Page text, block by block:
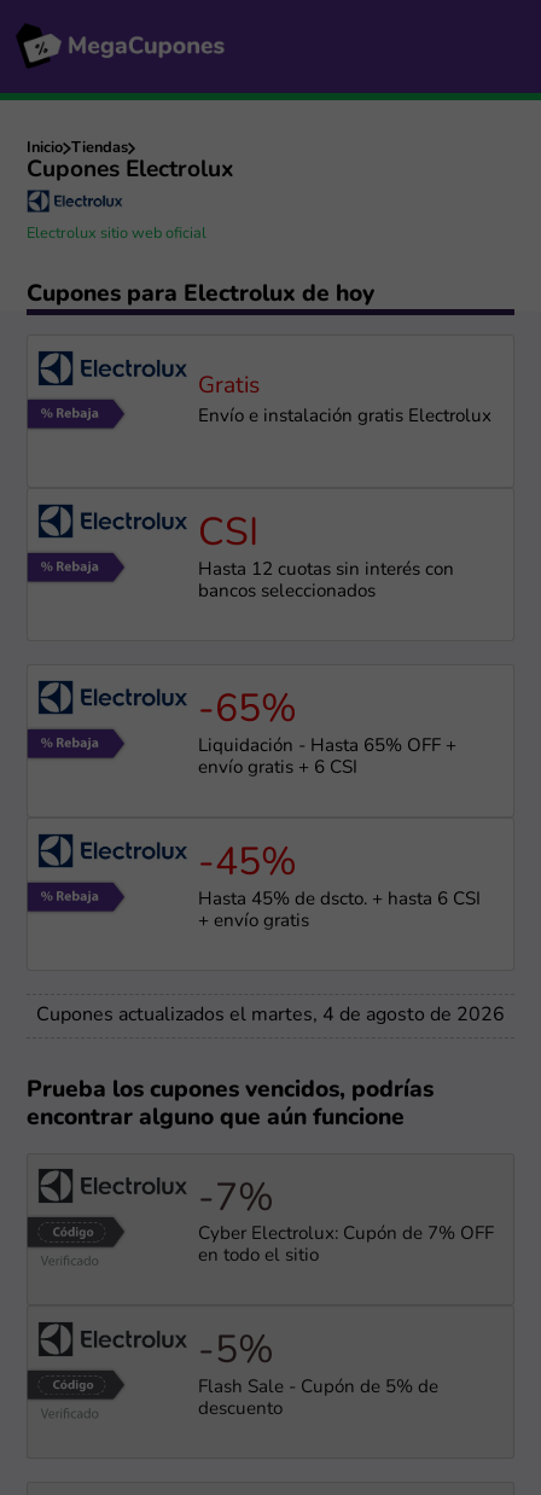
Inicio Tiendas
Cupones Electrolux
Electrolux sitio web oficial
Cupones para Electrolux de hoy
Gratis
Envío e instalación gratis Electrolux
CSI
Hasta 12 cuotas sin interés con
bancos seleccionados
-65%
Liquidación - Hasta 65% OFF +
envío gratis + 6 CSI
-45%
Hasta 45% de dscto. + hasta 6 CSI
+ envío gratis
Cupones actualizados el martes, 4 de agosto de 2026
Prueba los cupones vencidos, podrías
encontrar alguno que aún funcione
-7%
Cyber Electrolux: Cupón de 7% OFF
en todo el sitio
-5%
Flash Sale - Cupón de 5% de
descuento